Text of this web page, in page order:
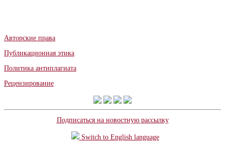
Авторские права
Публикационная этика
Политика антиплагиата
Рецензирование
Подписаться на новостную рассылку
Switch to English language